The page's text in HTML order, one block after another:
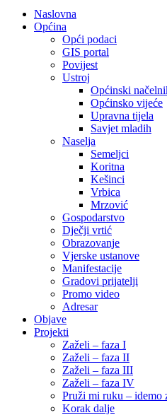
Naslovna
Općina
Opći podaci
GIS portal
Povijest
Ustroj
Općinski
Općinsko vijeće
Upravna tijela
Savjet mladih
Naselja
Semeljci
Koritna
Kešinci
Vrbica
Mrzović
Gospodarstvo
Dječji vrtić
Obrazovanje
Vjerske ustanove
Manifestacije
Gradovi prijatelji
Promo video
Adresar
Objave
Projekti
Zaželi – faza I
Zaželi – faza II
Zaželi – faza III
Zaželi – faza IV
Pruži mi ruku – idemo
Korak dalje